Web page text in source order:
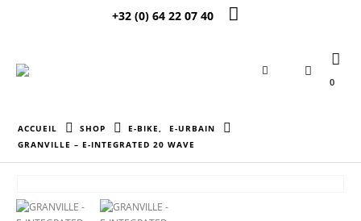
+32 (0) 64 22 07 40
0
ACCUEIL SHOP E-BIKE
E-URBAIN
GRANVILLE – E-INTEGRATED 20 WAVE